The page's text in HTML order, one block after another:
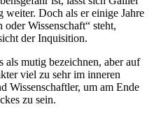
Doch als er einige Jahre
Wissenschaft“ steht,
der Inquisition.
mutig bezeichnen, aber auf
viel zu sehr im inneren
Wissenschaftler, um am Ende
zu sein.